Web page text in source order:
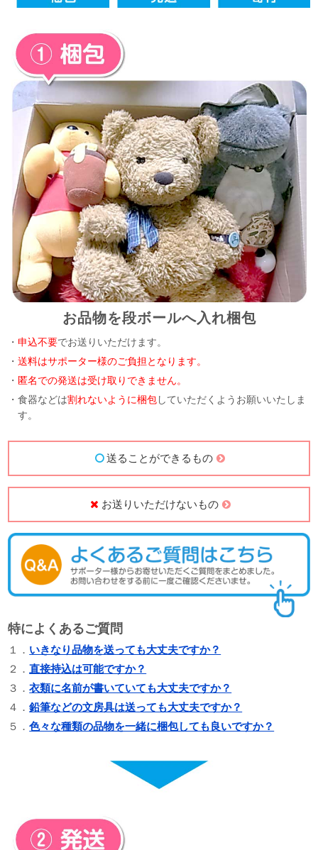
お品物を段ボールへ入れ梱包
・申込不要でお送りいただけます。
・送料はサポーター様のご負担となります。
・ 匿名での発送は受け取りできません。
・食器などは割れないように梱包していただくようお願いいたしま
す。
送ることができるもの
お送りいただけないもの
特によくあるご質問
１． いきなり品物を送っても大丈夫ですか？
２．直接持込は可能ですか？
３．衣類に名前が書いていても大丈夫ですか？
４．鉛筆などの文房具は送っても大丈夫ですか？
５．色々な種類の品物を一緒に梱包しても良いですか？